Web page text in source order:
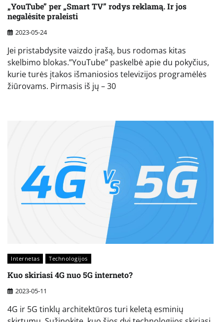
„YouTube” per „Smart TV” rodys reklamą. Ir jos
negalėsite praleisti
2023-05-24
Jei pristabdysite vaizdo įrašą, bus rodomas kitas
skelbimo blokas.”YouTube” paskelbė apie du pokyčius,
kurie turės įtakos išmaniosios televizijos programėlės
žiūrovams. Pirmasis iš jų – 30
Internetas Technologijos
Kuo skiriasi 4G nuo 5G interneto?
2023-05-11
4G ir 5G tinklų architektūros turi keletą esminių